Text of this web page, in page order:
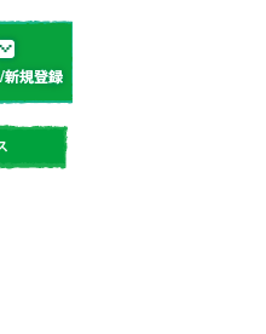
宮城」サイエンスデイ